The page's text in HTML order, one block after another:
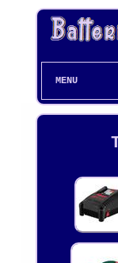
MENU